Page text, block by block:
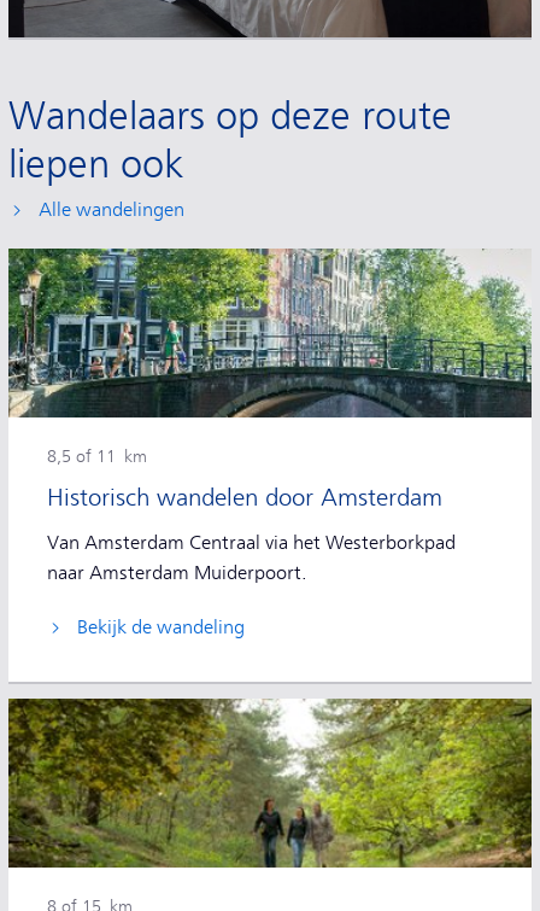
Wandelaars op deze route
liepen ook
Alle wandelingen
Historisch wandelen door Amsterdam
8,5 of 11 km
Van Amsterdam Centraal via het Westerborkpad
naar Amsterdam Muiderpoort.
Bekijk de wandeling
8 of 15 km